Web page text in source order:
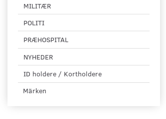
MILITÆR
POLITI
PRÆHOSPITAL
NYHEDER
ID holdere / Kortholdere
Märken